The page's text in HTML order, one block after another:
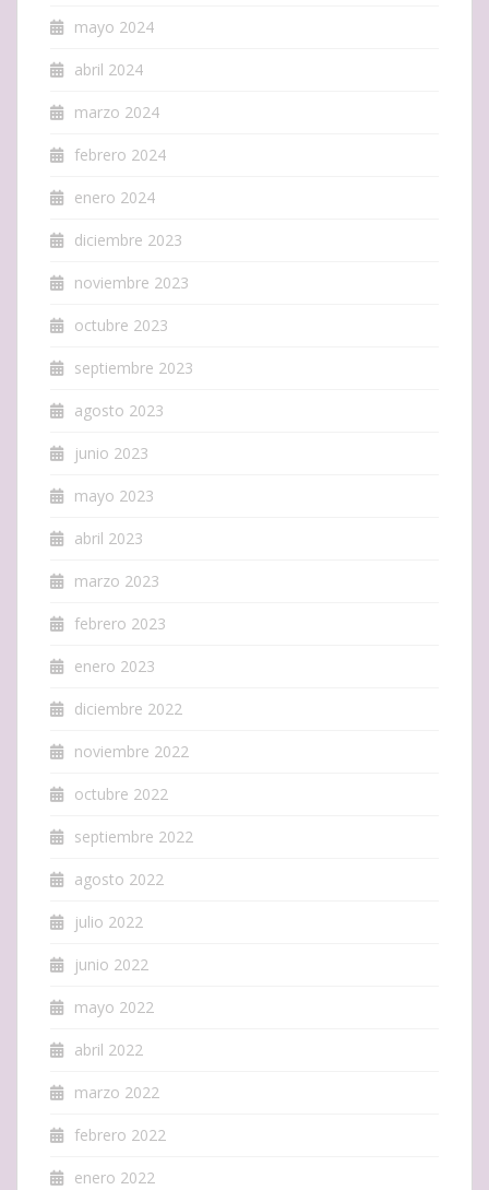
mayo 2024
abril 2024
marzo 2024
febrero 2024
enero 2024
diciembre 2023
noviembre 2023
octubre 2023
septiembre 2023
agosto 2023
junio 2023
mayo 2023
abril 2023
marzo 2023
febrero 2023
enero 2023
diciembre 2022
noviembre 2022
octubre 2022
septiembre 2022
agosto 2022
julio 2022
junio 2022
mayo 2022
abril 2022
marzo 2022
febrero 2022
enero 2022